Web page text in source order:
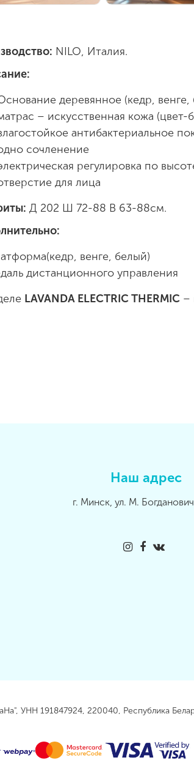
NILO, Италия.
деревянное (кедр,
– искусственная кожа
антибактериальное
сочленение
регулировка по
для лица
Д 202 Ш 72-88 В 63-88см.
венге, белый)
дистанционного управления
LAVANDA ELECTRIC THERMIC –
Наш адрес
г. Минск, ул. М.
УНН 191847924, 220040, Республика